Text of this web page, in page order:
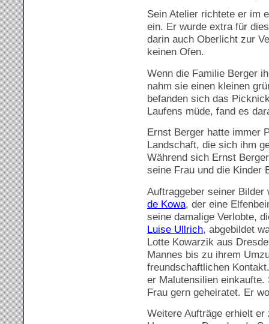
Sein Atelier richtete er im
ein. Er wurde extra für
darin auch Oberlicht zur
keinen Ofen.
Wenn die Familie Berger
nahm sie einen kleinen
befanden sich das
Laufens müde, fand es
Ernst Berger hatte immer
Landschaft, die sich ihm
Während sich Ernst
seine Frau und die Kinder
Auftraggeber seiner
de Kowa, der eine
seine damalige Verlobte,
Luise Ullrich, abgebildet
Lotte Kowarzik aus
Mannes bis zu ihrem
freundschaftlichen
er Malutensilien einkaufte.
Frau gern geheiratet. Er
Weitere Aufträge erhielt